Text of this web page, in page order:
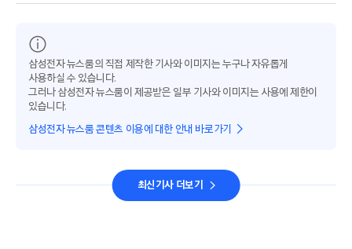
삼성전자 뉴스룸의 직접 제작한 기사와 이미지는 누구나 자유롭게
사용하실 수 있습니다.
그러나 삼성전자 뉴스룸이 제공받은 일부 기사와 이미지는 사용에 제한이
있습니다.
삼성전자 뉴스룸 콘텐츠 이용에 대한 안내 바로가기
최신기사 더보기